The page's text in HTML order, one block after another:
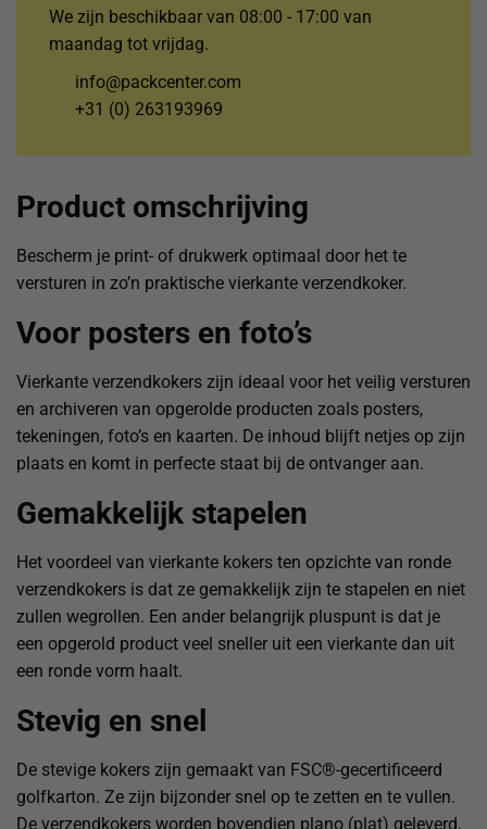
We zijn beschikbaar van 08:00 - 17:00 van
maandag tot vrijdag.
info@packcenter.com
+31 (0) 263193969
Product omschrijving
Bescherm je print- of drukwerk optimaal door het te
versturen in zo’n praktische vierkante verzendkoker.
Voor posters en foto’s
Vierkante verzendkokers zijn ideaal voor het veilig versturen
en archiveren van opgerolde producten zoals posters,
tekeningen, foto’s en kaarten. De inhoud blijft netjes op zijn
plaats en komt in perfecte staat bij de ontvanger aan.
Gemakkelijk stapelen
Het voordeel van vierkante kokers ten opzichte van ronde
verzendkokers is dat ze gemakkelijk zijn te stapelen en niet
zullen wegrollen. Een ander belangrijk pluspunt is dat je
een opgerold product veel sneller uit een vierkante dan uit
een ronde vorm haalt.
Stevig en snel
De stevige kokers zijn gemaakt van FSC®-gecertificeerd
golfkarton. Ze zijn bijzonder snel op te zetten en te vullen.
De verzendkokers worden bovendien plano (plat) geleverd,